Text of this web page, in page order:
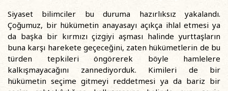
Siyaset bilimciler bu duruma hazırlıksız yakalandı.
Çoğumuz, bir hükümetin anayasayı açıkça ihlal etmesi ya
da başka bir kırmızı çizgiyi aşması halinde yurttaşların
buna karşı harekete geçeceğini, zaten hükümetlerin de bu
türden tepkileri öngörerek böyle hamlelere
kalkışmayacağını zannediyorduk. Kimileri de bir
hükümetin seçime gitmeyi reddetmesi ya da bariz bir